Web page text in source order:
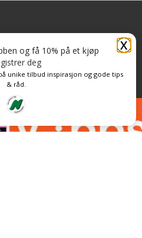
X
og få 10% på et kjøp
deg
unike tilbud inspirasjon og gode tips
& råd.